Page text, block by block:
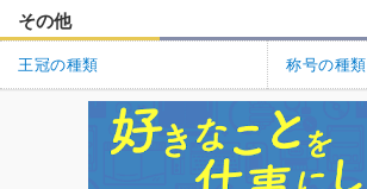
その他
王冠の種類 称号の種類